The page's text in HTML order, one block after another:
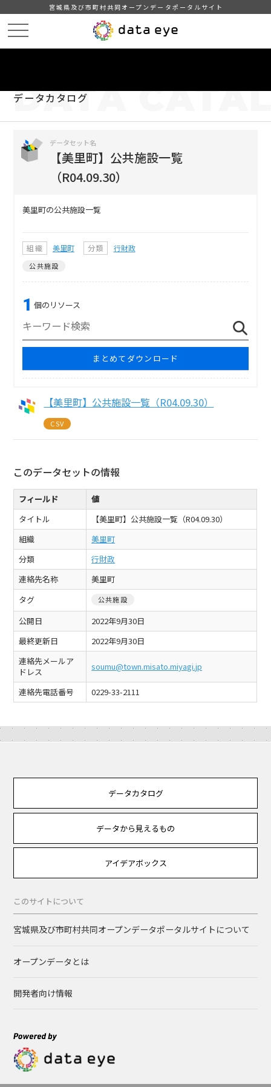
宮城県及び市町村共同オープンデータポータルサイト
データカタログ
DATA
データセット名
【美里町】公共施設一覧
（R04.09.30）
美里町の公共施設一覧
組織 美里町 分類 行財政
公共施設
1 個のリソース
まとめてダウンロード
【美里町】公共施設一覧（R04.09.30）
CSV
このデータセットの情報
フィールド
値
タイトル
【美里町】公共施設一覧（R04.09.30）
組織
美里町
分類
行財政
連絡先名称
美里町
タグ
公共施設
公開日
2022年9月30日
最終更新日
2022年9月30日
連絡先メールア
ドレス
soumu@town.misato.miyagi.jp
連絡先電話番号 0229-33-2111
データカタログ
データから見えるもの
アイデアボックス
このサイトについて
宮城県及び市町村共同オープンデータポータルサイトについて
オープンデータとは
開発者向け情報